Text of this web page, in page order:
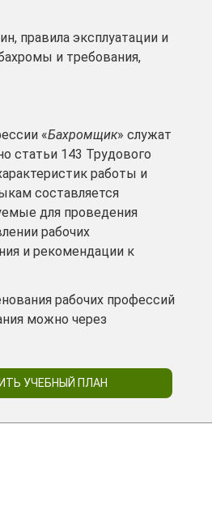
правила эксплуатации и
и требования,
«Бахромщик» служат
статьи 143 Трудового
работы и
составляется
для проведения
рабочих
и рекомендации к
рабочих профессий
можно через
УЧЕБНЫЙ ПЛАН